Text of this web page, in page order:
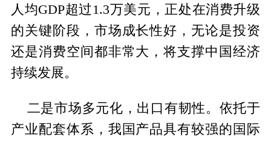
人均GDP超过1.3万美元，正处在消费升级
的关键阶段，市场成长性好，无论是投资
还是消费空间都非常大，将支撑中国经济
持续发展。
二是市场多元化，出口有韧性。依托于
产业配套体系，我国产品具有较强的国际